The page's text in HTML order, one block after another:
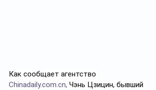
Как сообщает агентство
Chinadaily.com.cn, Чэнь Цзицин, бывший